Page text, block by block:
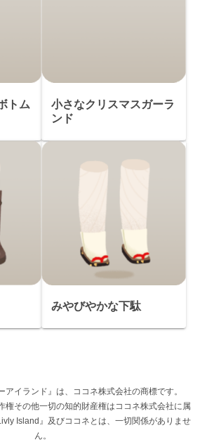
トム
小さなクリスマスガーラ
ンド
みやびやかな下駄
アイランド』は、ココネ株式会社の商標です。
権その他一切の知的財産権はココネ株式会社に属
Island』及びココネとは、一切関係がありませ
ん。